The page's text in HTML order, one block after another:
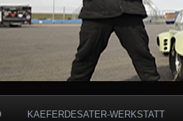
KAEFERDESATER-WERKSTATT